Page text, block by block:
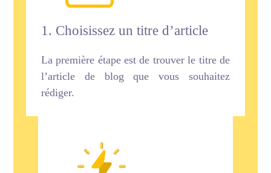
1. Choisissez un titre d’article
La première étape est de trouver le titre de
l’article de blog que vous souhaitez
rédiger.